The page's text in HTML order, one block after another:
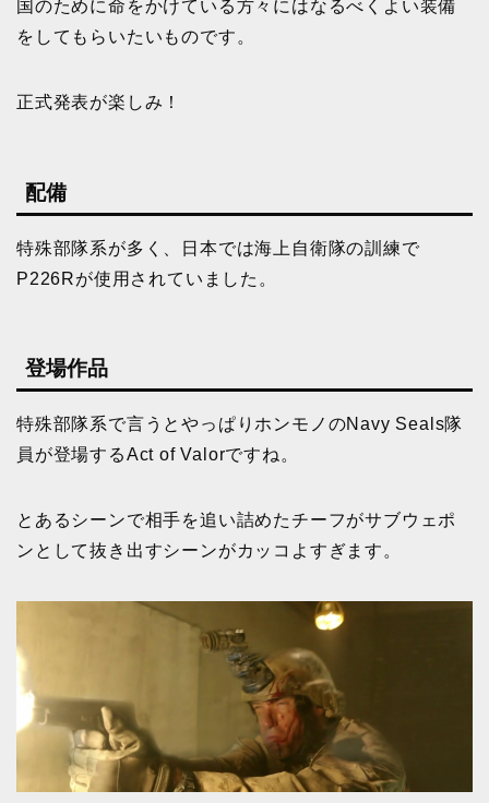
国のために命をかけている方々にはなるべくよい装備
をしてもらいたいものです。
正式発表が楽しみ！
配備
特殊部隊系が多く、日本では海上自衛隊の訓練で
P226Rが使用されていました。
登場作品
特殊部隊系で言うとやっぱりホンモノのNavy Seals隊
員が登場するAct of Valorですね。
とあるシーンで相手を追い詰めたチーフがサブウェポ
ンとして抜き出すシーンがカッコよすぎます。